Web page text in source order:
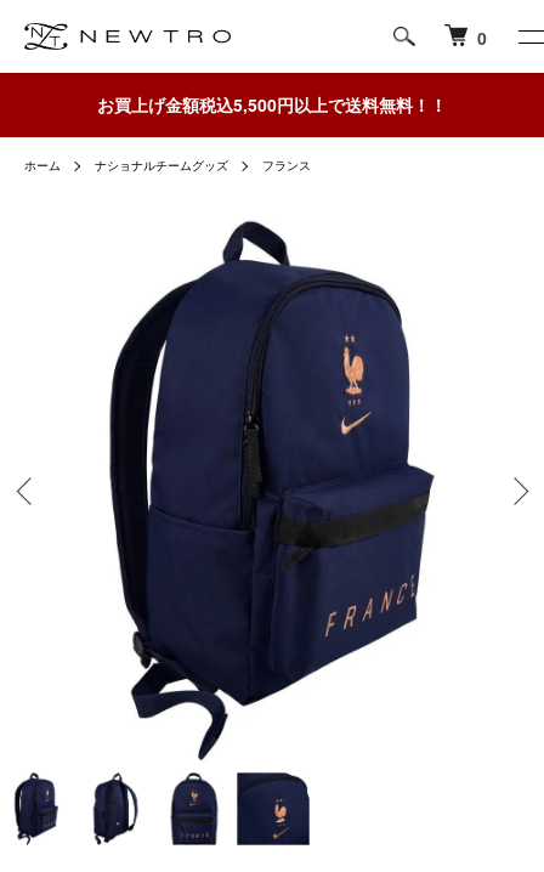
0
お買上げ金額税込5,500円以上で送料無料！！
ホーム ナショナルチームグッズ フランス